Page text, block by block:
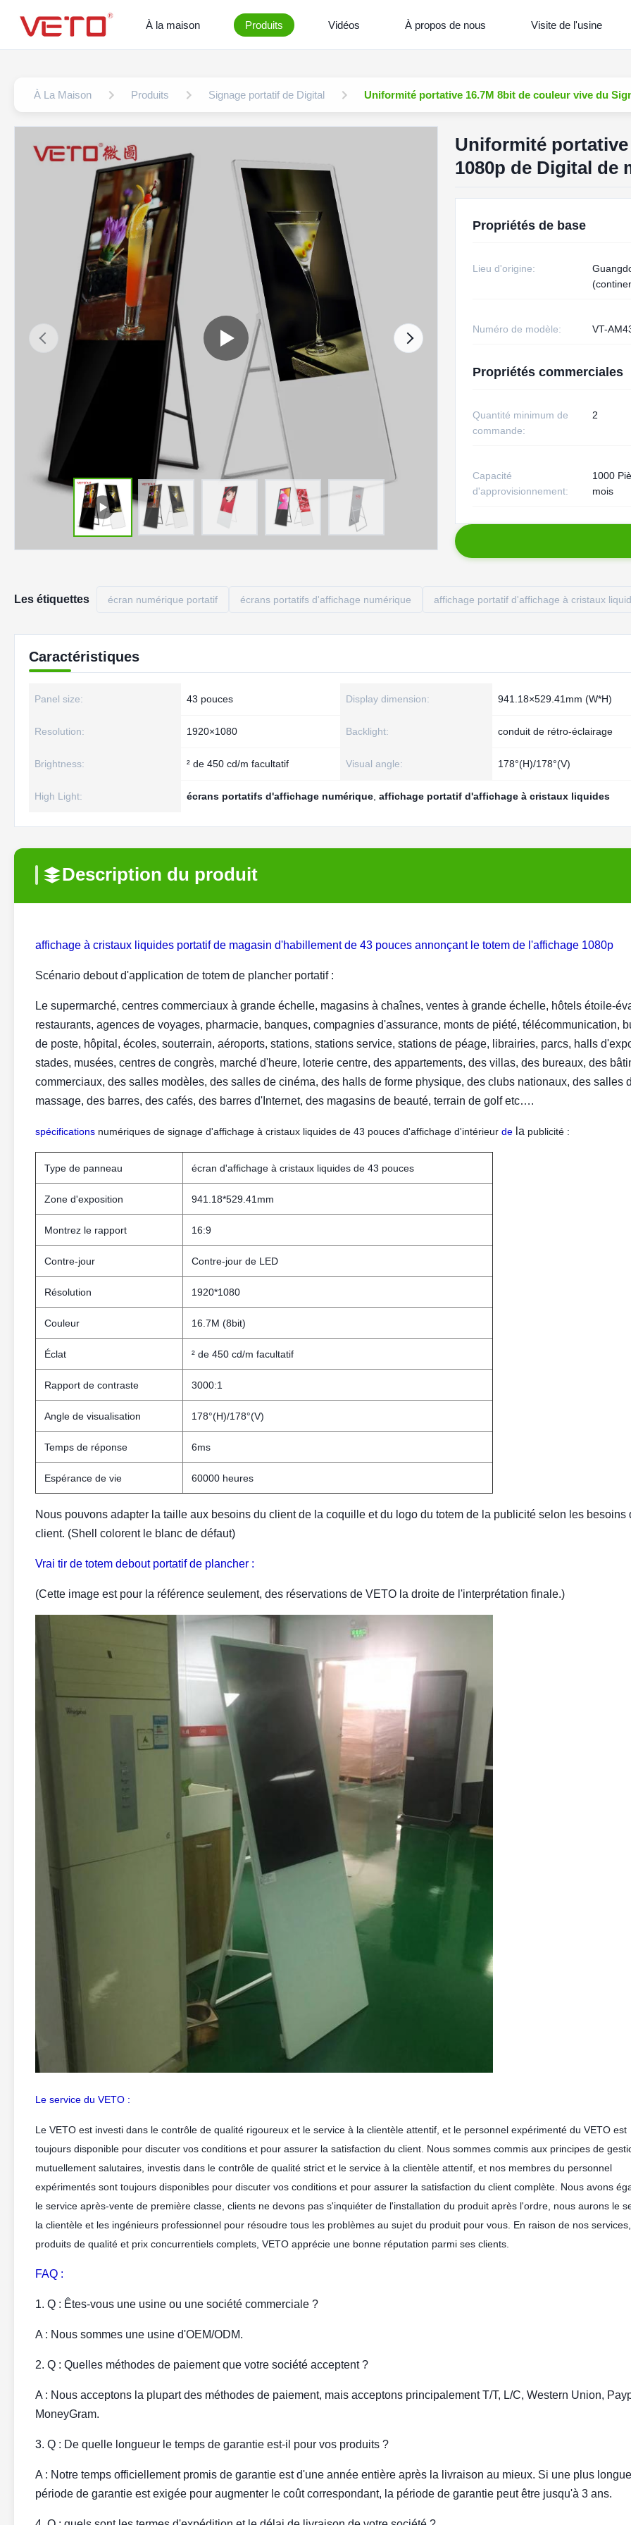
À la maison Produits Vidéos À propos de nous Visite de l'usine
À La Maison Produits Signage portatif de Digital Uniformité portative 16.7M 8bit de couleur vive du
Uniformité
1080p de Digital de
Propriétés de base
Lieu d'origine:
Numéro de modèle: VT-
Propriétés commerciales
Quantité minimum de
commande:
2
Capacité
d'approvisionnement:
1000
mois
Les étiquettes écran numérique portatif écrans portatifs d'affichage numérique affichage portatif d'affichage à cristaux
Caractéristiques
Panel size: 43 pouces Display dimension: 941.18×529.41mm (W*H)
Resolution: 1920×1080 Backlight: conduit de rétro-éclairage
Brightness: ² de 450 cd/m facultatif Visual angle: 178°(H)/178°(V)
High Light: écrans portatifs d'affichage numérique affichage portatif d'affichage à cristaux liquides
Description du produit
affichage à cristaux liquides portatif de magasin d'habillement de 43 pouces annonçant le totem de l'affichage 1080p
Scénario debout d'application de totem de plancher portatif :
Le supermarché, centres commerciaux à grande échelle, magasins à chaînes, ventes à grande échelle, hôtels étoile-
restaurants, agences de voyages, pharmacie, banques, compagnies d'assurance, monts de piété, télécommunication,
de poste, hôpital, écoles, souterrain, aéroports, stations, stations service, stations de péage, librairies, parcs, halls
stades, musées, centres de congrès, marché d'heure, loterie centre, des appartements, des villas, des bureaux, des
commerciaux, des salles modèles, des salles de cinéma, des halls de forme physique, des clubs nationaux, des salles
massage, des barres, des cafés, des barres d'Internet, des magasins de beauté, terrain de golf etc….
spécifications numériques de signage d'affichage à cristaux liquides de 43 pouces d'affichage d'intérieur de la publicité :
Type de panneau écran d'affichage à cristaux liquides de 43 pouces
Zone d'exposition 941.18*529.41mm
Montrez le rapport 16:9
Contre-jour Contre-jour de LED
Résolution 1920*1080
Couleur 16.7M (8bit)
Éclat ² de 450 cd/m facultatif
Rapport de contraste 3000:1
Angle de visualisation 178°(H)/178°(V)
Temps de réponse 6ms
Espérance de vie 60000 heures
Nous pouvons adapter la taille aux besoins du client de la coquille et du logo du totem de la publicité selon les besoins
client. (Shell colorent le blanc de défaut)
Vrai tir de totem debout portatif de plancher :
(Cette image est pour la référence seulement, des réservations de VETO la droite de l'interprétation finale.)
Le service du VETO :
Le VETO est investi dans le contrôle de qualité rigoureux et le service à la clientèle attentif, et le personnel expérimenté du VETO est
toujours disponible pour discuter vos conditions et pour assurer la satisfaction du client. Nous sommes commis aux principes de
mutuellement salutaires, investis dans le contrôle de qualité strict et le service à la clientèle attentif, et nos membres du personnel
expérimentés sont toujours disponibles pour discuter vos conditions et pour assurer la satisfaction du client complète. Nous avons
le service après-vente de première classe, clients ne devons pas s'inquiéter de l'installation du produit après l'ordre, nous aurons le
la clientèle et les ingénieurs professionnel pour résoudre tous les problèmes au sujet du produit pour vous. En raison de nos services,
produits de qualité et prix concurrentiels complets, VETO apprécie une bonne réputation parmi ses clients.
FAQ :
1. Q : Êtes-vous une usine ou une société commerciale ?
A : Nous sommes une usine d'OEM/ODM.
2. Q : Quelles méthodes de paiement que votre société acceptent ?
A : Nous acceptons la plupart des méthodes de paiement, mais acceptons principalement T/T, L/C, Western Union,
MoneyGram.
3. Q : De quelle longueur le temps de garantie est-il pour vos produits ?
A : Notre temps officiellement promis de garantie est d'une année entière après la livraison au mieux. Si une plus longue
période de garantie est exigée pour augmenter le coût correspondant, la période de garantie peut être jusqu'à 3 ans.